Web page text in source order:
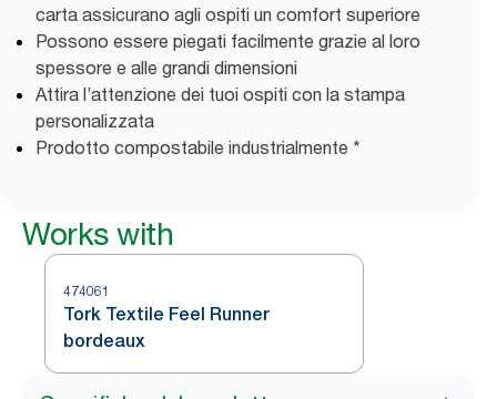
carta assicurano agli ospiti un comfort superiore
Possono essere piegati facilmente grazie al loro
spessore e alle grandi dimensioni
Attira l’attenzione dei tuoi ospiti con la stampa
personalizzata
Prodotto compostabile industrialmente *
Works with
474061
Tork Textile Feel Runner
bordeaux